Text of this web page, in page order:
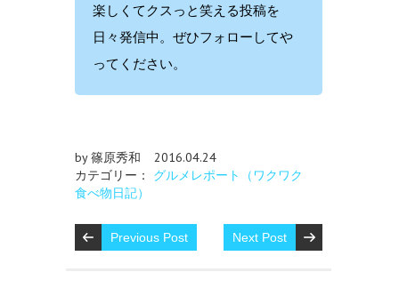
楽しくてクスっと笑える投稿を
日々発信中。ぜひフォローしてや
ってください。
by 篠原秀和
2016.04.24
カテゴリー： グルメレポート（ワクワク
食べ物日記）
Previous Post Next Post